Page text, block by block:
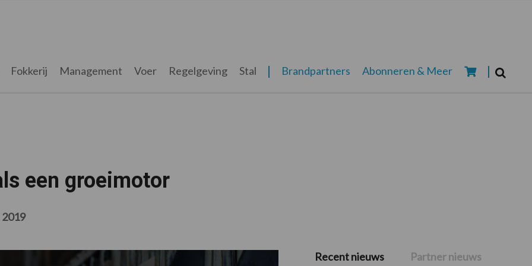
Fokkerij Management Voer Regelgeving Stal Brandpartners Abonneren & Meer
een groeimotor
2019
Primaire
Recent nieuws Partner nieuws